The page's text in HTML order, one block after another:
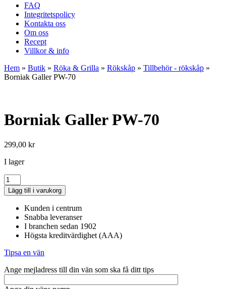
FAQ
Integritetspolicy
Kontakta oss
Om oss
Recept
Villkor & info
Hem » Butik » Röka & Grilla » Rökskåp » Tillbehör - rökskåp »
Borniak Galler PW-70
Borniak Galler PW-70
299,00 kr
I lager
Borniak
Galler
PW-
mängd
Lägg till i varukorg
Kunden i centrum
Snabba leveranser
I branchen sedan 1902
Högsta kreditvärdighet (AAA)
Tipsa en vän
Ange mejladress till din vän som ska få ditt tips